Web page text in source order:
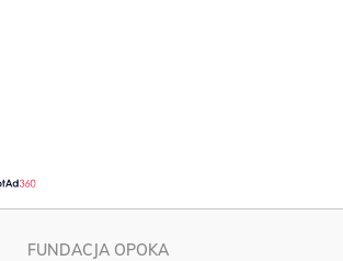
FUNDACJA OPOKA